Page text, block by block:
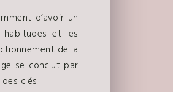
d’avoir un
et les
de la
se conclut par
clés.